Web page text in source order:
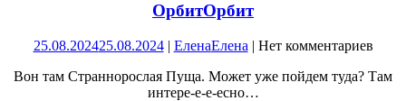
ОрбитОрбит
25.08.202425.08.2024 | ЕленаЕлена | Нет комментариев
Вон там Страннорослая Пуща. Может уже пойдем туда? Там
интере-е-е-есно…